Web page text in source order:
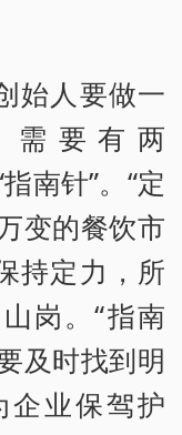
人要做一
要有两
南针”。“定
变的餐饮市
持定力，所
岗。“指南
及时找到明
业保驾护